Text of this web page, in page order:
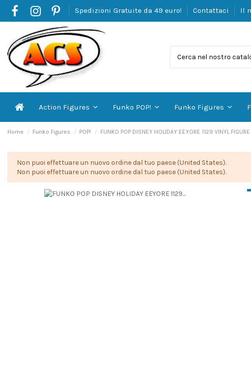
Spedizioni Gratuite da 49 euro! Contattaci Il
Action Figures Funko POP! Funko Figures
Home Funko Figures POP! FUNKO POP DISNEY HOLIDAY EEYORE 1129 VINYL
Non puoi effettuare un nuovo ordine dal tuo paese (United States).
Non puoi effettuare un nuovo ordine dal tuo paese (United States).